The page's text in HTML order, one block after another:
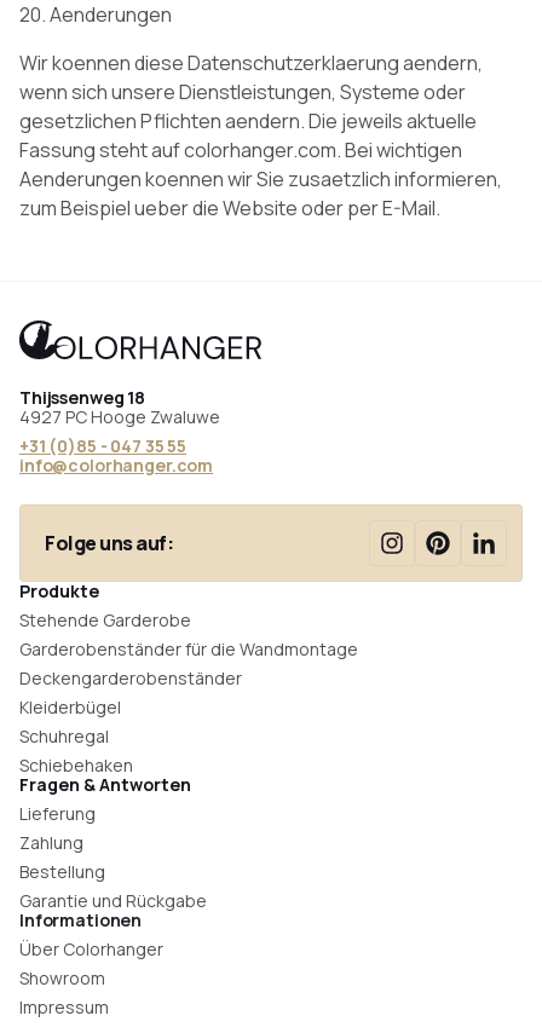
20. Aenderungen
Wir koennen diese Datenschutzerklaerung aendern,
wenn sich unsere Dienstleistungen, Systeme oder
gesetzlichen Pflichten aendern. Die jeweils aktuelle
Fassung steht auf colorhanger.com. Bei wichtigen
Aenderungen koennen wir Sie zusaetzlich informieren,
zum Beispiel ueber die Website oder per E-Mail.
Thijssenweg 18
4927 PC Hooge Zwaluwe
+31 (0)85 - 047 35 55
info@colorhanger.com
Folge uns auf:
Produkte
Stehende Garderobe
Garderobenständer für die Wandmontage
Deckengarderobenständer
Kleiderbügel
Schuhregal
Schiebehaken
Fragen & Antworten
Lieferung
Zahlung
Bestellung
Garantie und Rückgabe
Informationen
Über Colorhanger
Showroom
Impressum